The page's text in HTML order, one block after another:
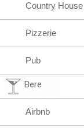
Country House
Pizzerie
Pub
Bere
Airbnb